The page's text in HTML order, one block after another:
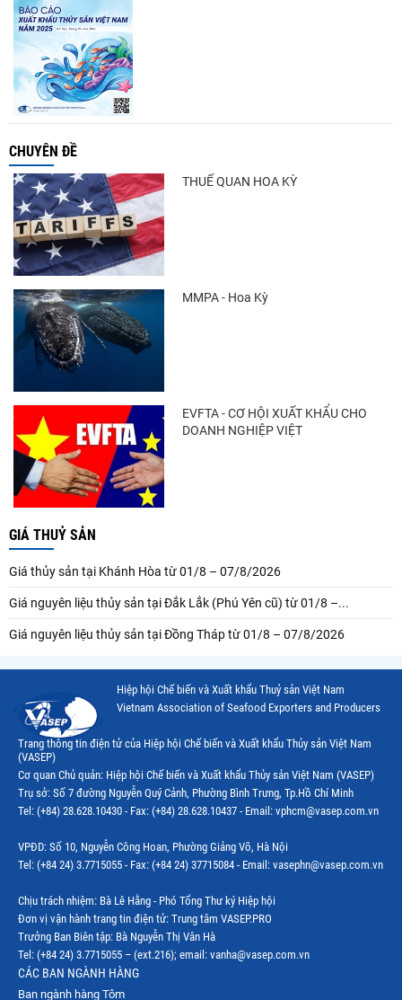
CHUYÊN ĐỀ
THUẾ QUAN HOA KỲ
MMPA - Hoa Kỳ
EVFTA - CƠ HỘI XUẤT KHẨU CHO
DOANH NGHIỆP VIỆT
GIÁ THUỶ SẢN
Giá thủy sản tại Khánh Hòa từ 01/8 – 07/8/2026
Giá nguyên liệu thủy sản tại Đắk Lắk (Phú Yên cũ) từ 01/8 –...
Giá nguyên liệu thủy sản tại Đồng Tháp từ 01/8 – 07/8/2026
Hiệp hội Chế biến và Xuất khẩu Thuỷ sản Việt Nam
Vietnam Association of Seafood Exporters and Producers
Trang thông tin điện tử của Hiệp hội Chế biến và Xuất khẩu Thủy sản Việt Nam
(VASEP)
Cơ quan Chủ quản: Hiệp hội Chế biến và Xuất khẩu Thủy sản Việt Nam (VASEP)
Trụ sở: Số 7 đường Nguyễn Quý Cảnh, Phường Bình Trưng, Tp.Hồ Chí Minh
Tel: (+84) 28.628.10430 - Fax: (+84) 28.628.10437 - Email: vphcm@vasep.com.vn
VPĐD: Số 10, Nguyễn Công Hoan, Phường Giảng Võ, Hà Nội
Tel: (+84 24) 3.7715055 - Fax: (+84 24) 37715084 - Email: vasephn@vasep.com.vn
Chịu trách nhiệm: Bà Lê Hằng - Phó Tổng Thư ký Hiệp hội
Đơn vị vận hành trang tin điện tử: Trung tâm VASEP.PRO
Trưởng Ban Biên tập: Bà Nguyễn Thị Vân Hà
Tel: (+84 24) 3.7715055 – (ext.216); email: vanha@vasep.com.vn
CÁC BAN NGÀNH HÀNG
Ban ngành hàng Tôm